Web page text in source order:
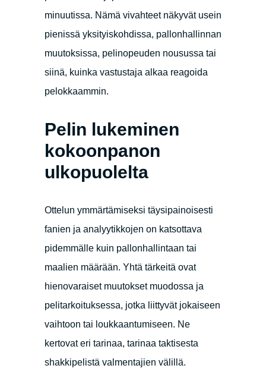
minuutissa. Nämä vivahteet näkyvät usein
pienissä yksityiskohdissa, pallonhallinnan
muutoksissa, pelinopeuden nousussa tai
siinä, kuinka vastustaja alkaa reagoida
pelokkaammin.
Pelin lukeminen
kokoonpanon
ulkopuolelta
Ottelun ymmärtämiseksi täysipainoisesti
fanien ja analyytikkojen on katsottava
pidemmälle kuin pallonhallintaan tai
maalien määrään. Yhtä tärkeitä ovat
hienovaraiset muutokset muodossa ja
pelitarkoituksessa, jotka liittyvät jokaiseen
vaihtoon tai loukkaantumiseen. Ne
kertovat eri tarinaa, tarinaa taktisesta
shakkipelistä valmentajien välillä.